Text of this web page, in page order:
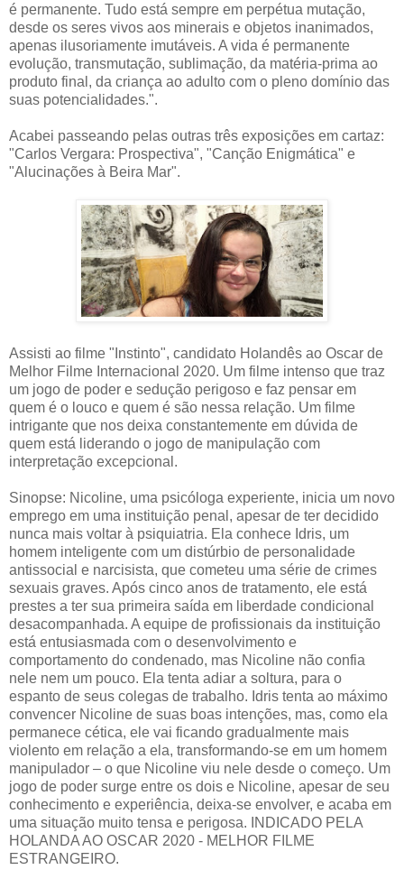
é permanente. Tudo está sempre em perpétua mutação,
desde os seres vivos aos minerais e objetos inanimados,
apenas ilusoriamente imutáveis. A vida é permanente
evolução, transmutação, sublimação, da matéria-prima ao
produto final, da criança ao adulto com o pleno domínio das
suas potencialidades.".
Acabei passeando pelas outras três exposições em cartaz:
"Carlos Vergara: Prospectiva", "Canção Enigmática" e
"Alucinações à Beira Mar".
Assisti ao filme "Instinto", candidato Holandês ao Oscar de
Melhor Filme Internacional 2020. Um filme intenso que traz
um jogo de poder e sedução perigoso e faz pensar em
quem é o louco e quem é são nessa relação. Um filme
intrigante que nos deixa constantemente em dúvida de
quem está liderando o jogo de manipulação com
interpretação excepcional.
Sinopse: Nicoline, uma psicóloga experiente, inicia um novo
emprego em uma instituição penal, apesar de ter decidido
nunca mais voltar à psiquiatria. Ela conhece Idris, um
homem inteligente com um distúrbio de personalidade
antissocial e narcisista, que cometeu uma série de crimes
sexuais graves. Após cinco anos de tratamento, ele está
prestes a ter sua primeira saída em liberdade condicional
desacompanhada. A equipe de profissionais da instituição
está entusiasmada com o desenvolvimento e
comportamento do condenado, mas Nicoline não confia
nele nem um pouco. Ela tenta adiar a soltura, para o
espanto de seus colegas de trabalho. Idris tenta ao máximo
convencer Nicoline de suas boas intenções, mas, como ela
permanece cética, ele vai ficando gradualmente mais
violento em relação a ela, transformando-se em um homem
manipulador – o que Nicoline viu nele desde o começo. Um
jogo de poder surge entre os dois e Nicoline, apesar de seu
conhecimento e experiência, deixa-se envolver, e acaba em
uma situação muito tensa e perigosa. INDICADO PELA
HOLANDA AO OSCAR 2020 - MELHOR FILME
ESTRANGEIRO.